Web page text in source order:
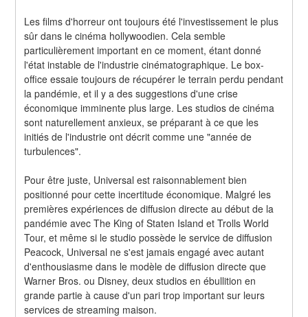
Les films d'horreur ont toujours été l'investissement le plus
sûr dans le cinéma hollywoodien. Cela semble
particulièrement important en ce moment, étant donné
l'état instable de l'industrie cinématographique. Le box-
office essaie toujours de récupérer le terrain perdu pendant
la pandémie, et il y a des suggestions d'une crise
économique imminente plus large. Les studios de cinéma
sont naturellement anxieux, se préparant à ce que les
initiés de l'industrie ont décrit comme une "année de
turbulences".
Pour être juste, Universal est raisonnablement bien
positionné pour cette incertitude économique. Malgré les
premières expériences de diffusion directe au début de la
pandémie avec The King of Staten Island et Trolls World
Tour, et même si le studio possède le service de diffusion
Peacock, Universal ne s'est jamais engagé avec autant
d'enthousiasme dans le modèle de diffusion directe que
Warner Bros. ou Disney, deux studios en ébullition en
grande partie à cause d'un pari trop important sur leurs
services de streaming maison.